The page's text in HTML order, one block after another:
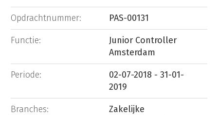
Opdrachtnummer: PAS-00131
Functie:
Junior Controller
Amsterdam
Periode:
02-07-2018 - 31-01-
2019
Branches:
Zakelijke